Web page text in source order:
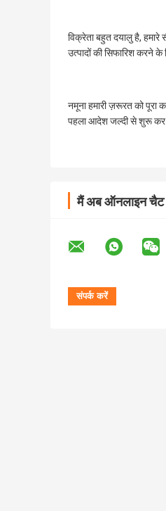
विक्रेता बहुत दयालु है, हमारे
उत्पादों की सिफारिश करने के
नमूना हमारी ज़रूरत को पूरा
पहला आदेश जल्दी से शुरू
मैं अब ऑनलाइन चैट